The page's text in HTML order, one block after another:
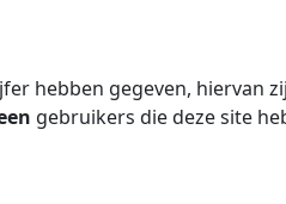
hebben gegeven, hiervan
gebruikers die deze site